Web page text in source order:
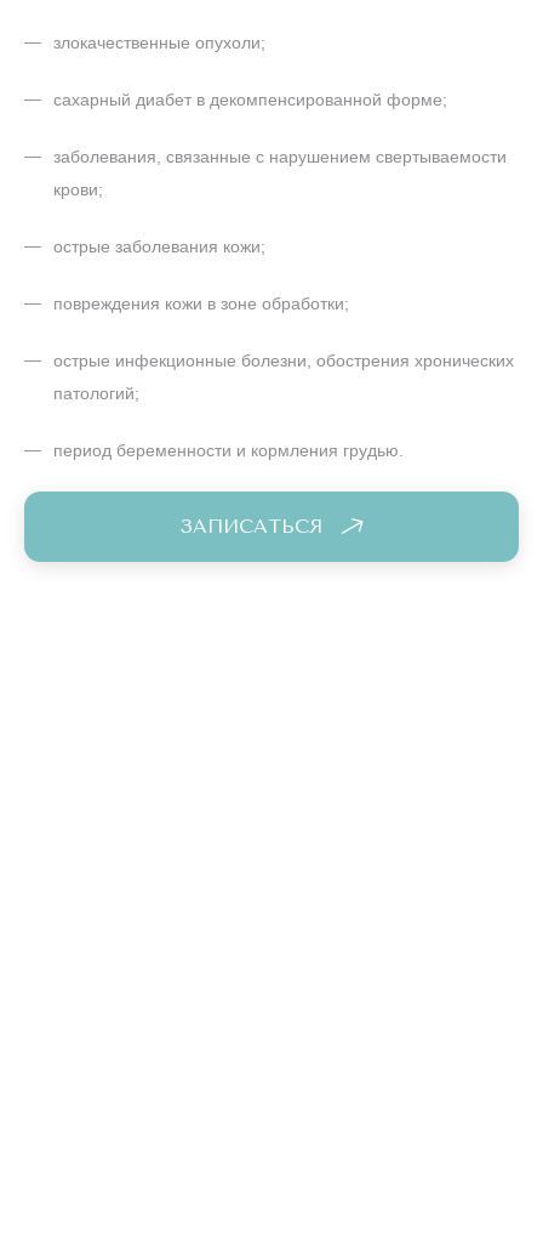
злокачественные опухоли;
сахарный диабет в декомпенсированной форме;
заболевания, связанные с нарушением свертываемости
крови;
острые заболевания кожи;
повреждения кожи в зоне обработки;
острые инфекционные болезни, обострения хронических
патологий;
период беременности и кормления грудью.
ЗАПИСАТЬСЯ